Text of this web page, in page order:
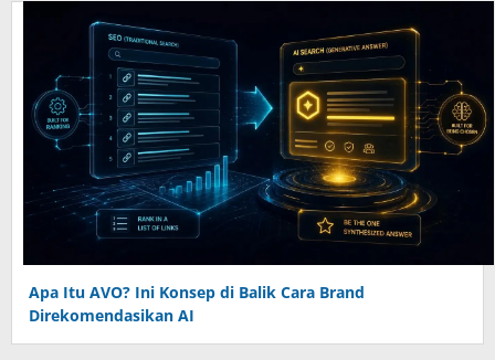
Apa Itu AVO? Ini Konsep di Balik Cara Brand
Direkomendasikan AI